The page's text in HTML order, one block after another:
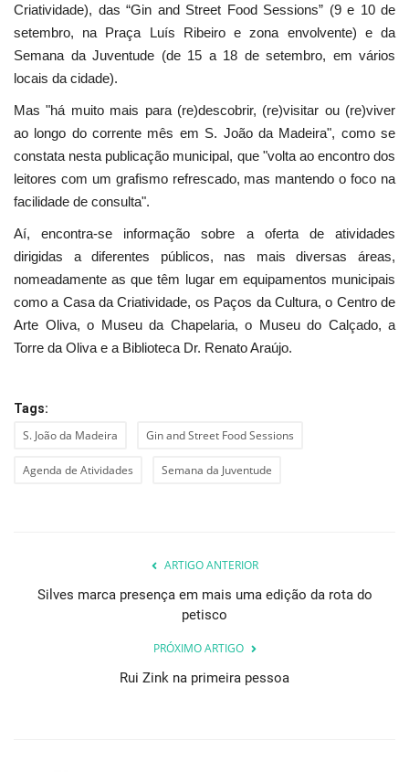
Criatividade), das “Gin and Street Food Sessions” (9 e 10 de
setembro, na Praça Luís Ribeiro e zona envolvente) e da
Semana da Juventude (de 15 a 18 de setembro, em vários
locais da cidade).
Mas "há muito mais para (re)descobrir, (re)visitar ou (re)viver
ao longo do corrente mês em S. João da Madeira", como se
constata nesta publicação municipal, que "volta ao encontro dos
leitores com um grafismo refrescado, mas mantendo o foco na
facilidade de consulta".
Aí, encontra-se informação sobre a oferta de atividades
dirigidas a diferentes públicos, nas mais diversas áreas,
nomeadamente as que têm lugar em equipamentos municipais
como a Casa da Criatividade, os Paços da Cultura, o Centro de
Arte Oliva, o Museu da Chapelaria, o Museu do Calçado, a
Torre da Oliva e a Biblioteca Dr. Renato Araújo.
Tags:
S. João da Madeira Gin and Street Food Sessions
Agenda de Atividades Semana da Juventude
ARTIGO ANTERIOR
Silves marca presença em mais uma edição da rota do
petisco
PRÓXIMO ARTIGO
Rui Zink na primeira pessoa